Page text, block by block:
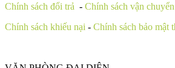
Chính sách đổi trả - Chính sách vận chuyển
Chính sách khiếu nại - Chính sách bảo mật